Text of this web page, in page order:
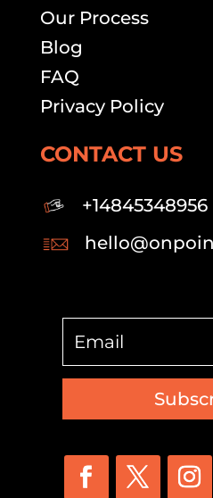
Our Process
Blog
FAQ
Privacy Policy
CONTACT US
+14845348956